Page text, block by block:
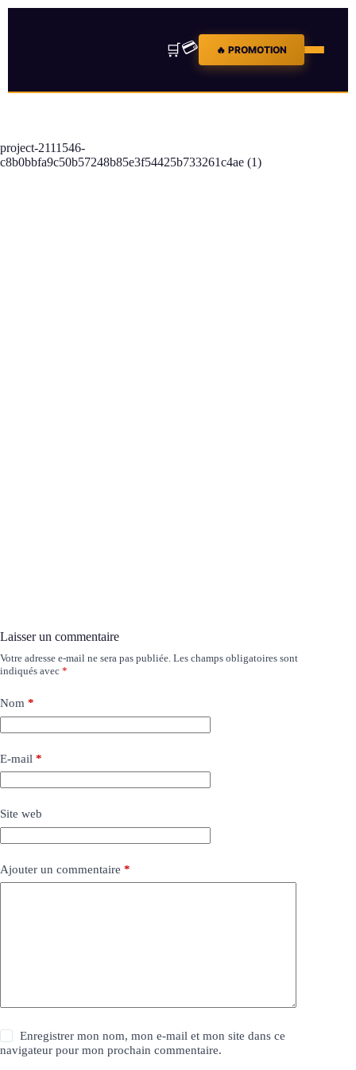
🛒💳 🔥 PROMOTION
project-2111546-
c8b0bbfa9c50b57248b85e3f54425b733261c4ae (1)
Laisser un commentaire
Votre adresse e-mail ne sera pas publiée. Les champs obligatoires sont
indiqués avec *
Nom *
E-mail *
Site web
Ajouter un commentaire *
Enregistrer mon nom, mon e-mail et mon site dans ce
navigateur pour mon prochain commentaire.